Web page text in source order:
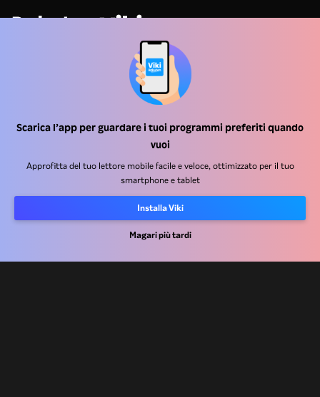
Scarica l’app per guardare i tuoi programmi preferiti quando
vuoi
Approfitta del tuo lettore mobile facile e veloce, ottimizzato per il tuo
smartphone e tablet
Installa Viki
Magari più tardi
Centro assistenza
Centro stampa
Condizioni d'uso